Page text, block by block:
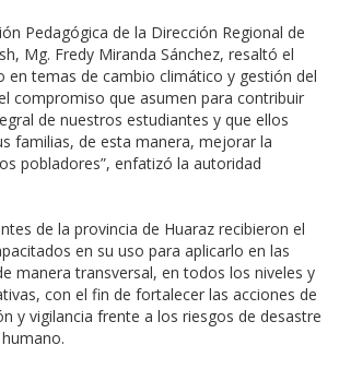
Pedagógica de la Dirección Regional de
Mg. Fredy Miranda Sánchez, resaltó el
en temas de cambio climático y gestión del
compromiso que asumen para contribuir
de nuestros estudiantes y que ellos
familias, de esta manera, mejorar la
pobladores”, enfatizó la autoridad
de la provincia de Huaraz recibieron el
en su uso para aplicarlo en las
manera transversal, en todos los niveles y
con el fin de fortalecer las acciones de
y vigilancia frente a los riesgos de desastre